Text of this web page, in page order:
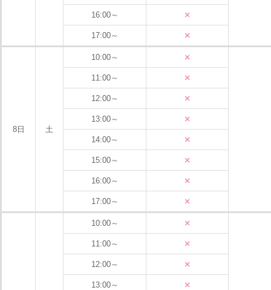
16:00～ ×
17:00～ ×
8日 土
10:00～ ×
11:00～ ×
12:00～ ×
13:00～ ×
14:00～ ×
15:00～ ×
16:00～ ×
17:00～ ×
10:00～ ×
11:00～ ×
12:00～ ×
13:00～ ×